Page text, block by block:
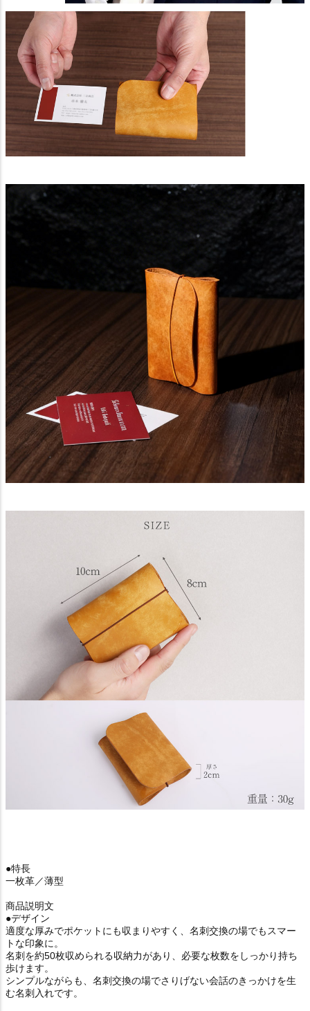
●特長
一枚革／薄型
商品説明文
●デザイン
適度な厚みでポケットにも収まりやすく、名刺交換の場でもスマー
トな印象に。
名刺を約50枚収められる収納力があり、必要な枚数をしっかり持ち
歩けます。
シンプルながらも、名刺交換の場でさりげない会話のきっかけを生
む名刺入れです。